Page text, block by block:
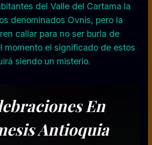
del Valle del Cartama la
denominados Ovnis, pero la
callar para no ser burla de
momento el significado de estos
siendo un misterio.
En
Antioquia